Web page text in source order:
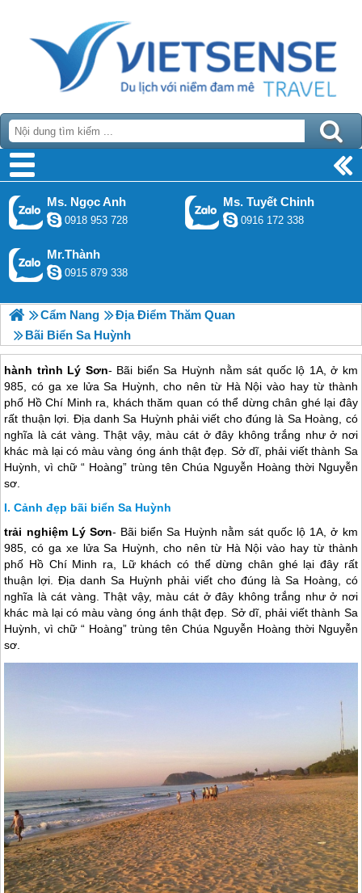
Ms. Ngọc Anh
0918 953 728
Ms. Tuyết Chinh
0916 172 338
Mr.Thành
0915 879 338
Cẩm Nang
Địa Điểm Thăm Quan
Bãi Biển Sa Huỳnh
hành trình Lý Sơn- Bãi biển Sa Huỳnh nằm sát quốc lộ 1A, ở km
985, có ga xe lửa Sa Huỳnh, cho nên từ Hà Nội vào hay từ thành
phố Hồ Chí Minh ra, khách thăm quan có thể dừng chân ghé lại đây
rất thuận lợi. Địa danh Sa Huỳnh phải viết cho đúng là Sa Hoàng, có
nghĩa là cát vàng. Thật vậy, màu cát ở đây không trắng như ở nơi
khác mà lại có màu vàng óng ánh thật đẹp. Sở dĩ, phải viết thành Sa
Huỳnh, vì chữ “ Hoàng” trùng tên Chúa Nguyễn Hoàng thời Nguyễn
sơ.
Cảnh đẹp bãi biển Sa Huỳnh
trải nghiệm Lý Sơn- Bãi biển Sa Huỳnh nằm sát quốc lộ 1A, ở km
985, có ga xe lửa Sa Huỳnh, cho nên từ Hà Nội vào hay từ thành
phố Hồ Chí Minh ra, Lữ khách có thể dừng chân ghé lại đây rất
thuận lợi. Địa danh Sa Huỳnh phải viết cho đúng là Sa Hoàng, có
nghĩa là cát vàng. Thật vậy, màu cát ở đây không trắng như ở nơi
khác mà lại có màu vàng óng ánh thật đẹp. Sở dĩ, phải viết thành Sa
Huỳnh, vì chữ “ Hoàng” trùng tên Chúa Nguyễn Hoàng thời Nguyễn
sơ.